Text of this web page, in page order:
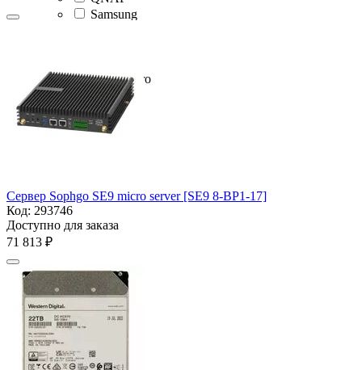
Samsung
SuperMicro
Synology
Toshiba
WD
Сервер Sophgo SE9 micro server [SE9 8-BP1-17]
Код: 293746
Доступно для заказа
71 813 ₽